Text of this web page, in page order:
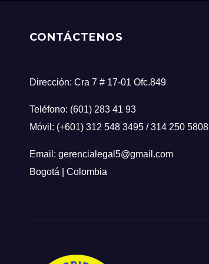
CONTÁCTENOS
Dirección: Cra 7 # 17-01 Ofc.849
Teléfono: (601) 283 41 93
Móvil: (+601) 312 548 3495 / 314 250 5808
Email: gerencialegal5@gmail.com
Bogotá | Colombia